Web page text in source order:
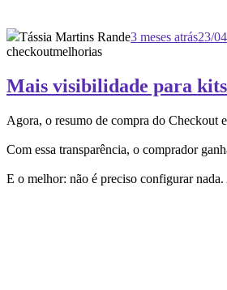
Tássia Martins Rande3 meses atrás23/
checkoutmelhorias
Mais visibilidade para
Agora, o resumo de compra do Checkout
Com essa transparência, o comprador
E o melhor: não é preciso configurar